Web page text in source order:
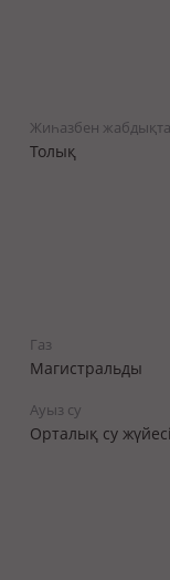
Жиһазбен
Толық
Газ
Магистральды
Ауыз су
Орталық су